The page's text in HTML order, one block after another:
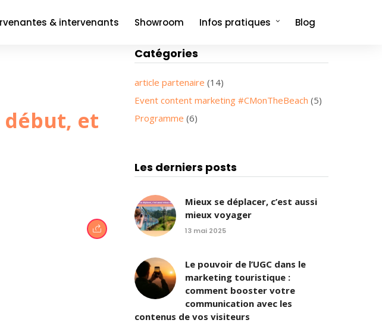
Les replays de l'édition 2023
& intervenants Showroom Infos pratiques Blog
début, et
Catégories
article partenaire (14)
Event content marketing #CMonTheBeach (5)
Programme (6)
Les derniers posts
Mieux se déplacer, c’est aussi
mieux voyager
13 mai 2025
Le pouvoir de l’UGC dans le
marketing touristique :
comment booster votre
communication avec les
contenus de vos visiteurs